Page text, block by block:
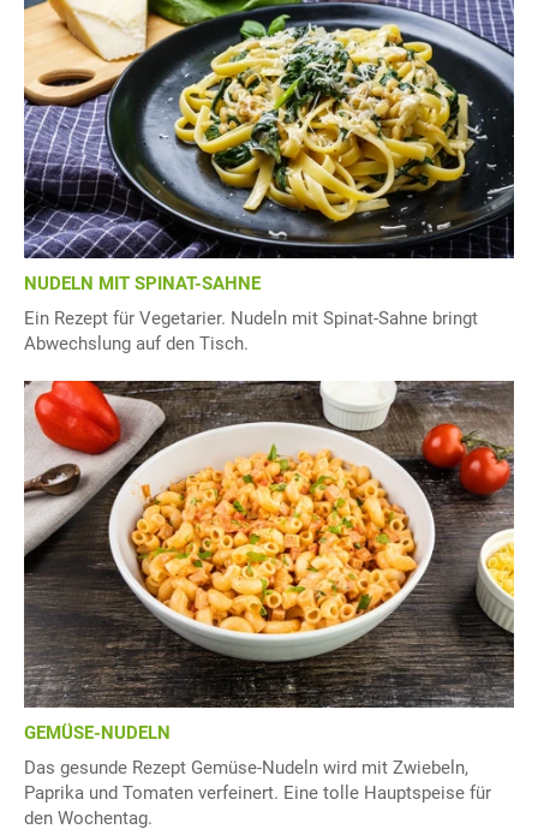
NUDELN MIT SPINAT-SAHNE
Ein Rezept für Vegetarier. Nudeln mit Spinat-Sahne bringt
Abwechslung auf den Tisch.
GEMÜSE-NUDELN
Das gesunde Rezept Gemüse-Nudeln wird mit Zwiebeln,
Paprika und Tomaten verfeinert. Eine tolle Hauptspeise für
den Wochentag.